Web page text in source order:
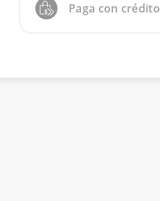
Paga con crédito